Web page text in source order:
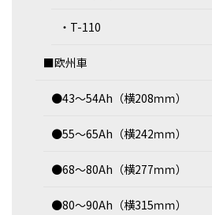
・T-110
■欧州車
●43～54Ah（横208ｍｍ）
●55～65Ah（横242ｍｍ）
●68～80Ah（横277ｍｍ）
●80～90Ah（横315ｍｍ）